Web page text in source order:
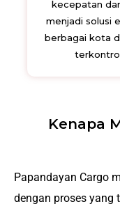
kecepatan
menjadi solusi
berbagai kota
Kenapa
Papandayan Cargo
dengan proses yang